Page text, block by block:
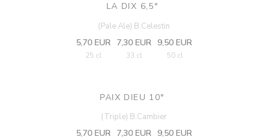
LA DIX 6,5°
(Pale Ale) B.Celestin
5,70 EUR
25 cl
7,30 EUR
33 cl
9,50 EUR
50 cl
PAIX DIEU 10°
(Triple) B.Cambier
5,70 EUR 7,30 EUR 9,50 EUR